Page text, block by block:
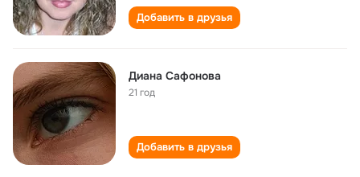
Добавить в друзья
Диана Сафонова
21 год
Добавить в друзья